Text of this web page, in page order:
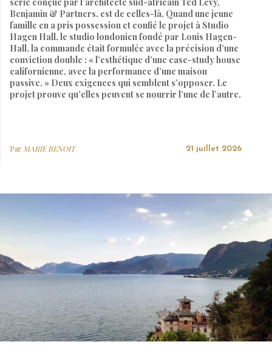
Benjamin & Partners, est de celles-là. Quand une jeune
famille en a pris possession et confié le projet à Studio
Hagen Hall, le studio londonien fondé par Louis Hagen-
Hall, la commande était formulée avec la précision d’une
conviction double : « l’esthétique d’une case-study house
californienne, avec la performance d’une maison
passive. » Deux exigences qui semblent s’opposer. Le
projet prouve qu’elles peuvent se nourrir l’une de l’autre.
Par MARIE BENOIT 21 juillet 2026